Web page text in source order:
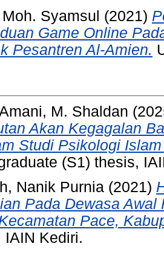
Syamsul (2021)
Game Online
Pesantren Al-Amien.
M. Shaldan
Akan Kegagalan
Studi Psikologi
(S1) thesis,
Nanik Purnia (2021)
Pada Dewasa
Pace,
IAIN Kediri.